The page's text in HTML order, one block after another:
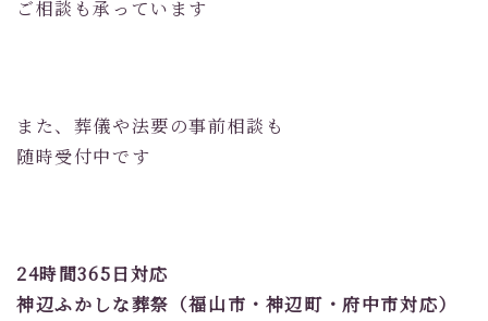
ご相談も承っています
また、葬儀や法要の事前相談も
随時受付中です
24時間365日対応
神辺ふかしな葬祭（福山市・神辺町・府中市対応）